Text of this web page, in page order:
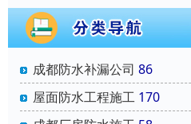
成都防水补漏公司 86
屋面防水工程施工 170